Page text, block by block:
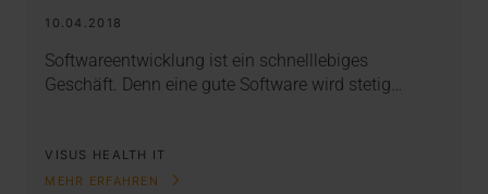
10.04.2018
Softwareentwicklung ist ein schnelllebiges
Geschäft. Denn eine gute Software wird stetig…
VISUS HEALTH IT
MEHR ERFAHREN